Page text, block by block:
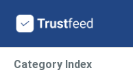
Category Index